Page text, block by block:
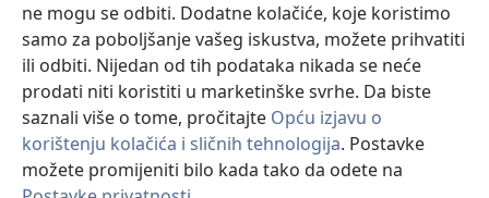
ne mogu se odbiti. Dodatne kolačiće, koje koristimo
samo za poboljšanje vašeg iskustva, možete prihvatiti
ili odbiti. Nijedan od tih podataka nikada se neće
prodati niti koristiti u marketinške svrhe. Da biste
saznali više o tome, pročitajte Opću izjavu o
korištenju kolačića i sličnih tehnologija. Postavke
možete promijeniti bilo kada tako da odete na
novi
JW Library
Watchtower Library
Copyright© 2026 Watch Tower Bible and Tract Society of Pennsylvania.
UVJETI KORIŠTENJA|